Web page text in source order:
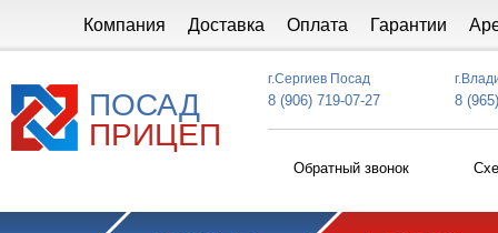
Компания Доставка Оплата Гарантии
ПОСАД
ПРИЦЕП
г.Сергиев Посад
8 (906) 719-07-27 8
Обратный звонок